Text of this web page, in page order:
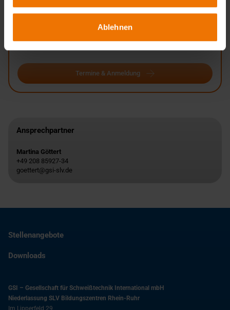
Ablehnen
Oberhausen
Termine & Anmeldung
Ansprechpartner
Martina Göttert
+49 208 85927-34
goettert@gsi-slv.de
Stellenangebote
Downloads
GSI – Gesellschaft für Schweißtechnik International mbH
Niederlassung SLV Bildungszentren Rhein-Ruhr
Im Lipperfeld 29